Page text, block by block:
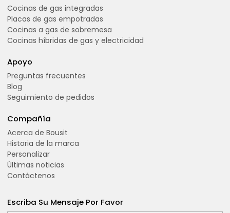
Cocinas de gas integradas
Placas de gas empotradas
Cocinas a gas de sobremesa
Cocinas híbridas de gas y electricidad
Apoyo
Preguntas frecuentes
Blog
Seguimiento de pedidos
Compañía
Acerca de Bousit
Historia de la marca
Personalizar
Últimas noticias
Contáctenos
Escriba Su Mensaje Por Favor